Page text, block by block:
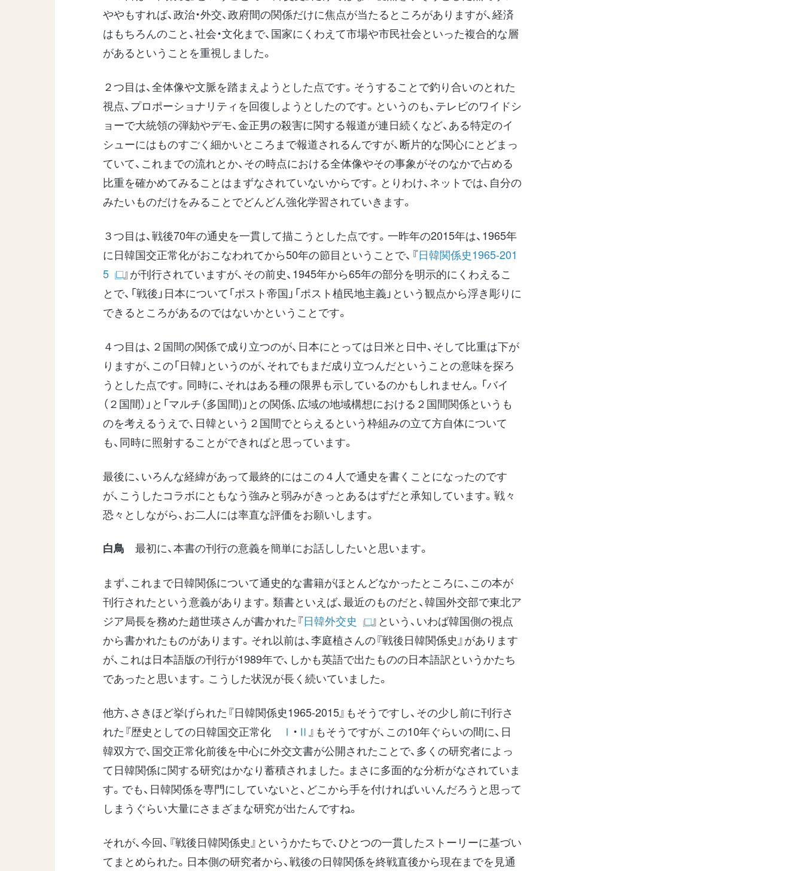
ややもすれば、政治・外交、政府間の関係だけに焦点が当たるところがありますが、経済
はもちろんのこと、社会・文化まで、国家にくわえて市場や市民社会といった複合的な層
があるということを重視しました。
２つ目は、全体像や文脈を踏まえようとした点です。そうすることで釣り合いのとれた
視点、プロポーショナリティを回復しようとしたのです。というのも、テレビのワイドシ
ョーで大統領の弾劾やデモ、金正男の殺害に関する報道が連日続くなど、ある特定のイ
シューにはものすごく細かいところまで報道されるんですが、断片的な関心にとどまっ
ていて、これまでの流れとか、その時点における全体像やその事象がそのなかで占める
比重を確かめてみることはまずなされていないからです。とりわけ、ネットでは、自分の
みたいものだけをみることでどんどん強化学習されていきます。
３つ目は、戦後70年の通史を一貫して描こうとした点です。一昨年の2015年は、1965年
に日韓国交正常化がおこなわれてから50年の節目ということで、『日韓関係史1965-201
5
』が刊行されていますが、その前史、1945年から65年の部分を明示的にくわえるこ
とで、「戦後」日本について「ポスト帝国」「ポスト植民地主義」という観点から浮き彫りに
できるところがあるのではないかということです。
４つ目は、２国間の関係で成り立つのが、日本にとっては日米と日中、そして比重は下が
りますが、この「日韓」というのが、それでもまだ成り立つんだということの意味を探ろ
うとした点です。同時に、それはある種の限界も示しているのかもしれません。「バイ
（２国間）」と「マルチ（多国間)」との関係、広域の地域構想における２国間関係というも
のを考えるうえで、日韓という２国間でとらえるという枠組みの立て方自体について
も、同時に照射することができればと思っています。
最後に、いろんな経緯があって最終的にはこの４人で通史を書くことになったのです
が、こうしたコラボにともなう強みと弱みがきっとあるはずだと承知しています。戦々
恐々としながら、お二人には率直な評価をお願いします。
白鳥 最初に、本書の刊行の意義を簡単にお話ししたいと思います。
まず、これまで日韓関係について通史的な書籍がほとんどなかったところに、この本が
刊行されたという意義があります。類書といえば、最近のものだと、韓国外交部で東北ア
ジア局長を務めた趙世瑛さんが書かれた『日韓外交史
』という、いわば韓国側の視点
から書かれたものがあります。それ以前は、李庭植さんの『戦後日韓関係史』があります
が、これは日本語版の刊行が1989年で、しかも英語で出たものの日本語訳というかたち
であったと思います。こうした状況が長く続いていました。
他方、さきほど挙げられた『日韓関係史1965-2015』もそうですし、その少し前に刊行さ
れた『歴史としての日韓国交正常化
Ⅰ ・ Ⅱ』もそうですが、この10年ぐらいの間に、日
韓双方で、国交正常化前後を中心に外交文書が公開されたことで、多くの研究者によっ
て日韓関係に関する研究はかなり蓄積されました。まさに多面的な分析がなされていま
す。でも、日韓関係を専門にしていないと、どこから手を付ければいいんだろうと思って
しまうぐらい大量にさまざまな研究が出たんですね。
それが、今回、『戦後日韓関係史』というかたちで、ひとつの一貫したストーリーに基づい
てまとめられた。日本側の研究者から、戦後の日韓関係を終戦直後から現在までを見通